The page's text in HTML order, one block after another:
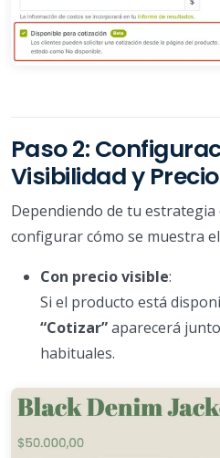
Paso 2:
Visibilidad y
Dependiendo de tu estrategia
configurar cómo se muestra
Con precio visible:
Si el producto está
“Cotizar”aparecerá
habituales.